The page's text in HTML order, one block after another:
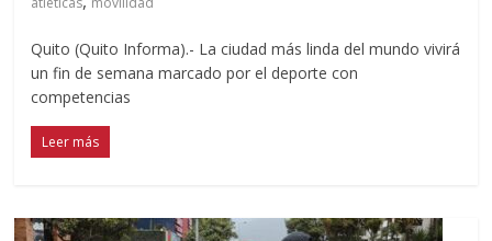
Quito (Quito Informa).- La ciudad más linda del mundo vivirá
un fin de semana marcado por el deporte con
competencias
Leer más